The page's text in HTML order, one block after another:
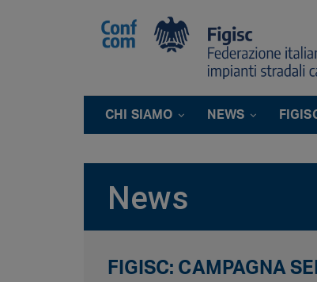
CHI SIAMO NEWS
FIGISC: CAMPAGNA
News